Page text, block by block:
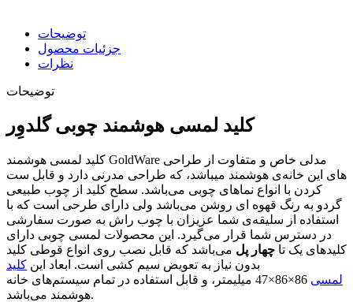
توضیحات
جزئیات محصول
نظرات
توضیحات
کلید لمسی هوشمند چوبی گلدوِر
کلید لمسی هوشمند GoldWare مدلی خاص و متفاوت از طراحی
های این خانه‌ی هوشمند میباشد، که طراحی مدرنی دارد و قابل ست
کردن با انواع نماهای چوبی می‌باشد. سطح کلید از چوب طبیعی
گردو به رنگ قهوه ای روشن می‌باشد ولی دارای طرحی است که با
استفاده از سلیقه‌ی شما عزیزان با چوب راش به صورت سفارشی
در دسترس شما قرار می‌گیرد. این محصولات لمسی چوبی دارای
کلیدهای یک تا چهار پل می‌باشد که قابل نصب روی انواع قوطی کلید
بدون نیاز به تعویض سیم کشی است. ابعاد این کلید
لمسی
86×86×47 میلیمتر، و قابل استفاده در تمام سیستم‌های خانه
هوشمند می‌باشد.